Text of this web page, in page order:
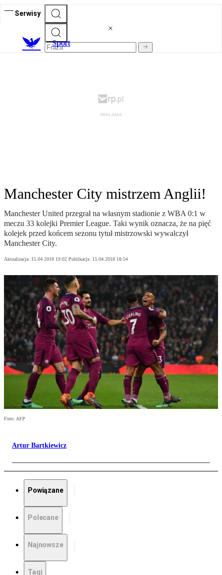
Serwisy
Sport
Manchester City mistrzem Anglii!
Manchester United przegrał na własnym stadionie z WBA 0:1 w
meczu 33 kolejki Premier League. Taki wynik oznacza, że na pięć
kolejek przed końcem sezonu tytuł mistrzowski wywalczył
Manchester City.
Aktualizacja: 15.04.2018 19:02 Publikacja: 15.04.2018 18:54
Foto: AFP
Artur Bartkiewicz
Powiązane
Polecane
Najnowsze
Tagi